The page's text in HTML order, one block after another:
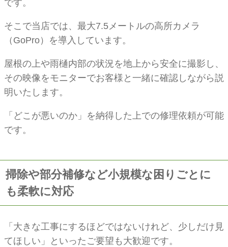
です。
そこで当店では、最大7.5メートルの高所カメラ
（GoPro）を導入しています。
屋根の上や雨樋内部の状況を地上から安全に撮影し、
その映像をモニターでお客様と一緒に確認しながら説
明いたします。
「どこが悪いのか」を納得した上での修理依頼が可能
です。
掃除や部分補修など小規模な困りごとに
も柔軟に対応
「大きな工事にするほどではないけれど、少しだけ見
てほしい」といったご要望も大歓迎です。